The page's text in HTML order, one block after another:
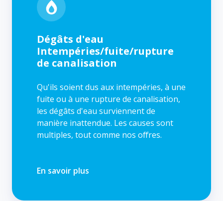
Dégâts d'eau
Intempéries/fuite/rupture
de canalisation
Qu'ils soient dus aux intempéries, à une
fuite ou à une rupture de canalisation,
les dégâts d'eau surviennent de
manière inattendue. Les causes sont
multiples, tout comme nos offres.
En savoir plus
Intempéries/fuite/rupture